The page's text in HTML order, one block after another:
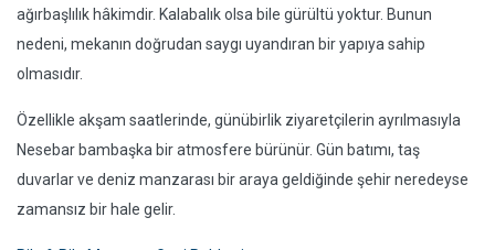
ağırbaşlılık hâkimdir. Kalabalık olsa bile gürültü yoktur. Bunun
nedeni, mekanın doğrudan saygı uyandıran bir yapıya sahip
olmasıdır.
Özellikle akşam saatlerinde, günübirlik ziyaretçilerin ayrılmasıyla
Nesebar bambaşka bir atmosfere bürünür. Gün batımı, taş
duvarlar ve deniz manzarası bir araya geldiğinde şehir neredeyse
zamansız bir hale gelir.